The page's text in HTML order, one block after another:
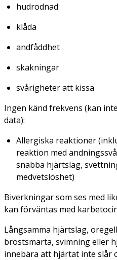
hudrodnad
klåda
andfåddhet
skakningar
svårigheter att kissa
Ingen känd frekvens (kan
data):
Allergiska reaktioner
reaktion med
snabba hjärtslag,
medvetslöshet)
Biverkningar som ses med
kan förväntas med
Långsamma hjärtslag,
bröstsmärta, svimning eller
innebära att hjärtat inte slår